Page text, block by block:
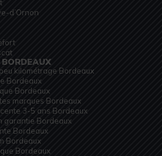
d’Ornon
kilométrage Bordeaux
Bordeaux
Bordeaux
marques Bordeaux
3-5 ans Bordeaux
garantie Bordeaux
Bordeaux
Bordeaux
Bordeaux